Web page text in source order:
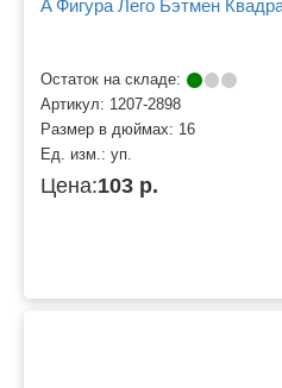
A Фигура Лего Бэтмен
Остаток на складе:
Артикул: 1207-2898
Размер в дюймах: 16
Ед. изм.: уп.
Цена:103 р.